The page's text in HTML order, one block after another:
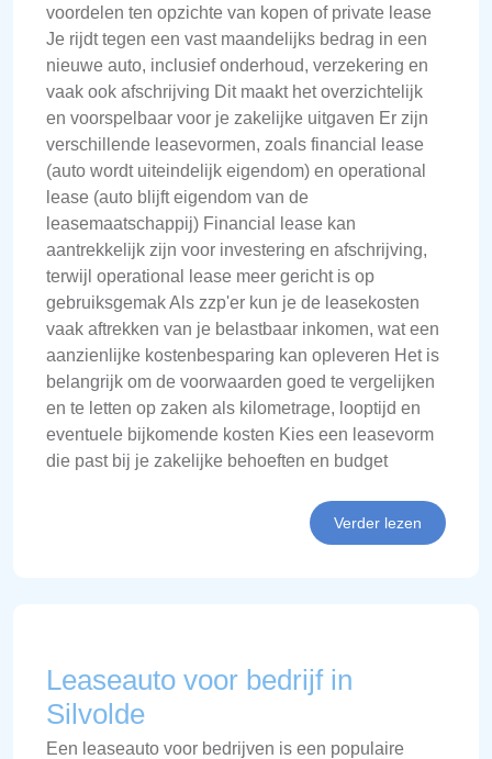
voordelen ten opzichte van kopen of private lease
Je rijdt tegen een vast maandelijks bedrag in een
nieuwe auto, inclusief onderhoud, verzekering en
vaak ook afschrijving Dit maakt het overzichtelijk
en voorspelbaar voor je zakelijke uitgaven Er zijn
verschillende leasevormen, zoals financial lease
(auto wordt uiteindelijk eigendom) en operational
lease (auto blijft eigendom van de
leasemaatschappij) Financial lease kan
aantrekkelijk zijn voor investering en afschrijving,
terwijl operational lease meer gericht is op
gebruiksgemak Als zzp'er kun je de leasekosten
vaak aftrekken van je belastbaar inkomen, wat een
aanzienlijke kostenbesparing kan opleveren Het is
belangrijk om de voorwaarden goed te vergelijken
en te letten op zaken als kilometrage, looptijd en
eventuele bijkomende kosten Kies een leasevorm
die past bij je zakelijke behoeften en budget
Verder lezen
Leaseauto voor bedrijf in
Silvolde
Een leaseauto voor bedrijven is een populaire